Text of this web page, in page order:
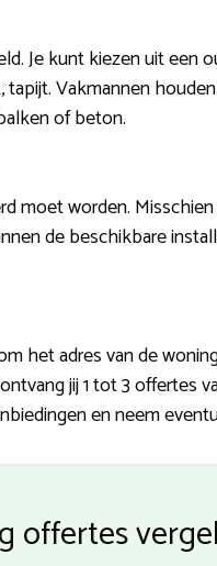
Je kunt kiezen uit een
Vakmannen
of beton.
moet worden.
de beschikbare
het adres van de
jij 1 tot 3 offertes
en neem
offertes